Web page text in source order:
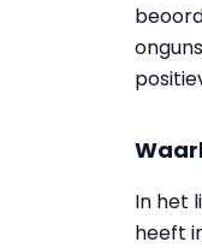
In het
heeft